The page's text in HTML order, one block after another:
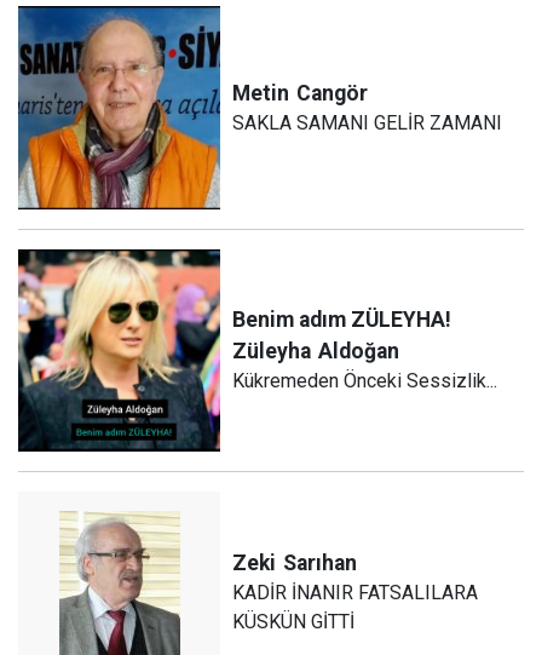
Metin Cangör
SAKLA SAMANI GELİR ZAMANI
Benim adım ZÜLEYHA!
Züleyha Aldoğan
Kükremeden Önceki Sessizlik...
Zeki Sarıhan
KADİR İNANIR FATSALILARA
KÜSKÜN GİTTİ